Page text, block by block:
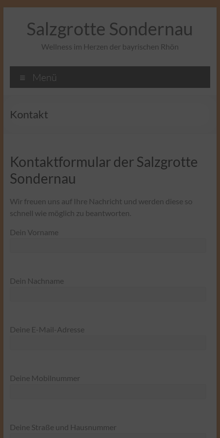
springenSalzgrotte Sondernau
Wellness im Herzen der bayrischen Rhön
Menü
Kontakt
Kontaktformular der Salzgrotte
Sondernau
Wir freuen uns auf Ihre Nachricht und werden diese so
schnell wie möglich zu beantworten.
Dein Vorname
Dein Nachname
Deine E-Mail-Adresse
Deine Mobilnummer
Deine Straße und Hausnummer